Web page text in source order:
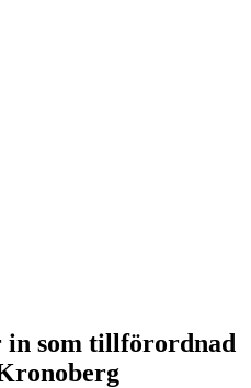
in som tillförordnad